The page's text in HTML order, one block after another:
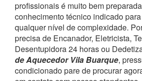
profissionais é muito bem
conhecimento técnico indicado
qualquer nível de complexidade.
precisa de Encanador, Eletricista,
Desentupidora 24 horas ou
de Aquecedor Vila Buarque,
condicionado pare de procurar